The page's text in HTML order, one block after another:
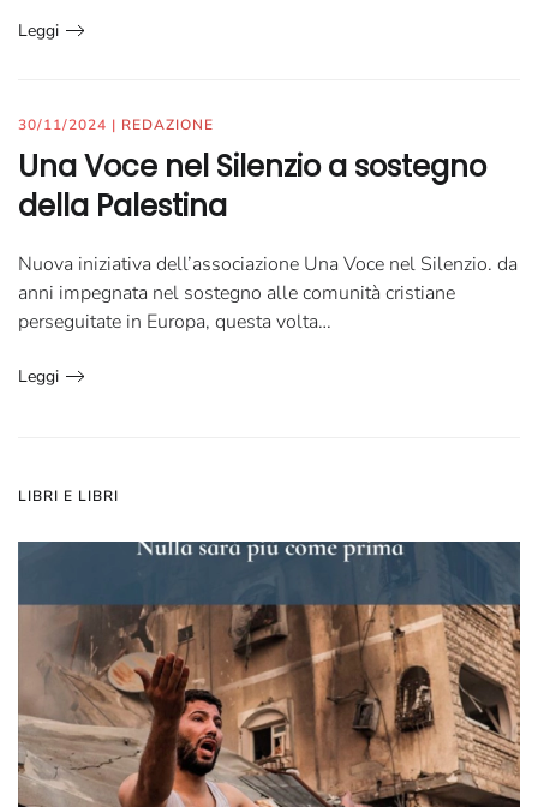
Leggi
30/11/2024 | REDAZIONE
Una Voce nel Silenzio a sostegno
della Palestina
Nuova iniziativa dell’associazione Una Voce nel Silenzio. da
anni impegnata nel sostegno alle comunità cristiane
perseguitate in Europa, questa volta…
Leggi
LIBRI E LIBRI